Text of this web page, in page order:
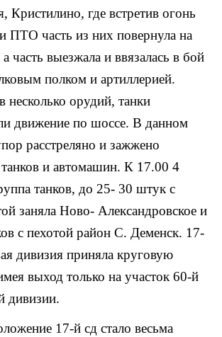
Кристилино, где встретив огонь
ПТО часть из них повернула на
часть выезжала и ввязалась в бой
полком и артиллерией.
несколько орудий, танки
движение по шоссе. В данном
расстреляно и зажжено
танков и автомашин. К 17.00 4
танков, до 25- 30 штук с
заняла Ново- Александровское и
с пехотой район С. Деменск. 17-
дивизия приняла круговую
выход только на участок 60-й
дивизии.
17-й сд стало весьма